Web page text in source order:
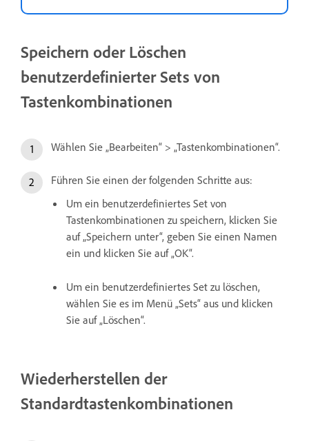
Speichern oder Löschen
benutzerdefinierter Sets von
Tastenkombinationen
Wählen Sie „Bearbeiten“ > „Tastenkombinationen“.
Führen Sie einen der folgenden Schritte aus:
Um ein benutzerdefiniertes Set von
Tastenkombinationen zu speichern, klicken Sie
auf „Speichern unter“, geben Sie einen Namen
ein und klicken Sie auf „OK“.
Um ein benutzerdefiniertes Set zu löschen,
wählen Sie es im Menü „Sets“ aus und klicken
Sie auf „Löschen“.
Wiederherstellen der
Standardtastenkombinationen